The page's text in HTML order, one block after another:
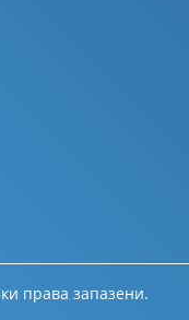
права запазени.